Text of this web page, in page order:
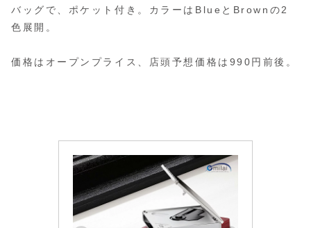
バッグで、ポケット付き。カラーはBlueとBrownの2
色展開。
価格はオープンプライス、店頭予想価格は990円前後。